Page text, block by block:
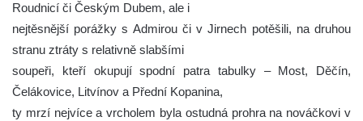
Roudnicí či Českým Dubem, ale i
nejtěsnější porážky s Admirou či v Jirnech potěšili, na druhou
stranu ztráty s relativně slabšími
soupeři, kteří okupují spodní patra tabulky – Most, Děčín,
Čelákovice, Litvínov a Přední Kopanina,
ty mrzí nejvíce a vrcholem byla ostudná prohra na nováčkovi v